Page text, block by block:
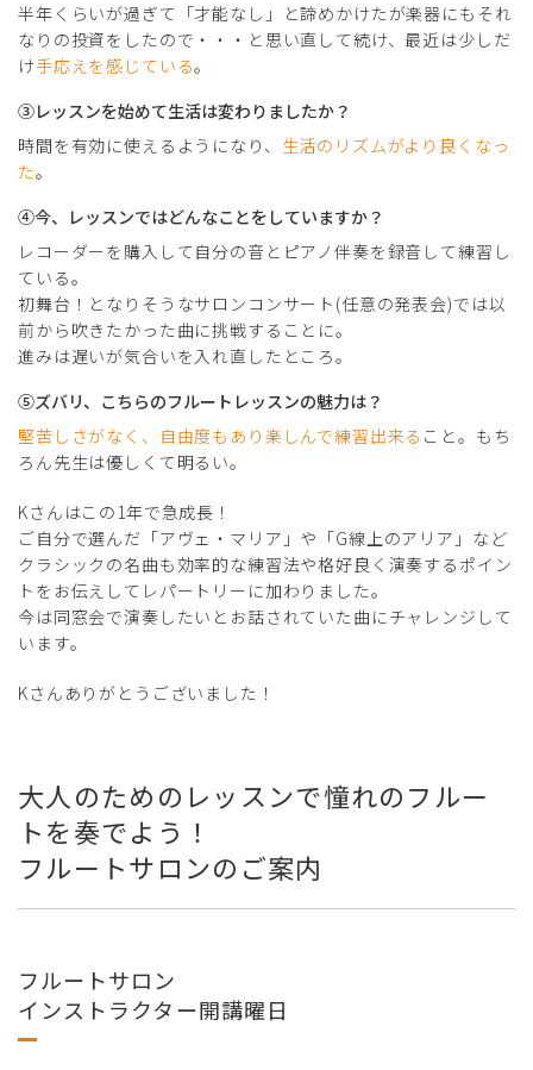
半年くらいが過ぎて「才能なし」と諦めかけたが楽器にもそれ
なりの投資をしたので・・・と思い直して続け、最近は少しだ
け手応えを感じている。
③レッスンを始めて生活は変わりましたか？
時間を有効に使えるようになり、 生活のリズムがより良くなっ
た。
④今、レッスンではどんなことをしていますか？
レコーダーを購入して自分の音とピアノ伴奏を録音して練習し
ている。
初舞台！となりそうなサロンコンサート(任意の発表会)では以
前から吹きたかった曲に挑戦することに。
進みは遅いが気合いを入れ直したところ。
⑤ズバリ、こちらのフルートレッスンの魅力は？
堅苦しさがなく、自由度もあり楽しんで練習出来る こと。もち
ろん先生は優しくて明るい。
Kさんはこの1年で急成長！
ご自分で選んだ「アヴェ・マリア」や「G線上のアリア」など
クラシックの名曲も効率的な練習法や格好良く演奏するポイン
トをお伝えしてレパートリーに加わりました。
今は同窓会で演奏したいとお話されていた曲にチャレンジして
います。
Kさんありがとうございました！
大人のためのレッスンで憧れのフルー
トを奏でよう！
フルートサロンのご案内
フルートサロン
インストラクター開講曜日